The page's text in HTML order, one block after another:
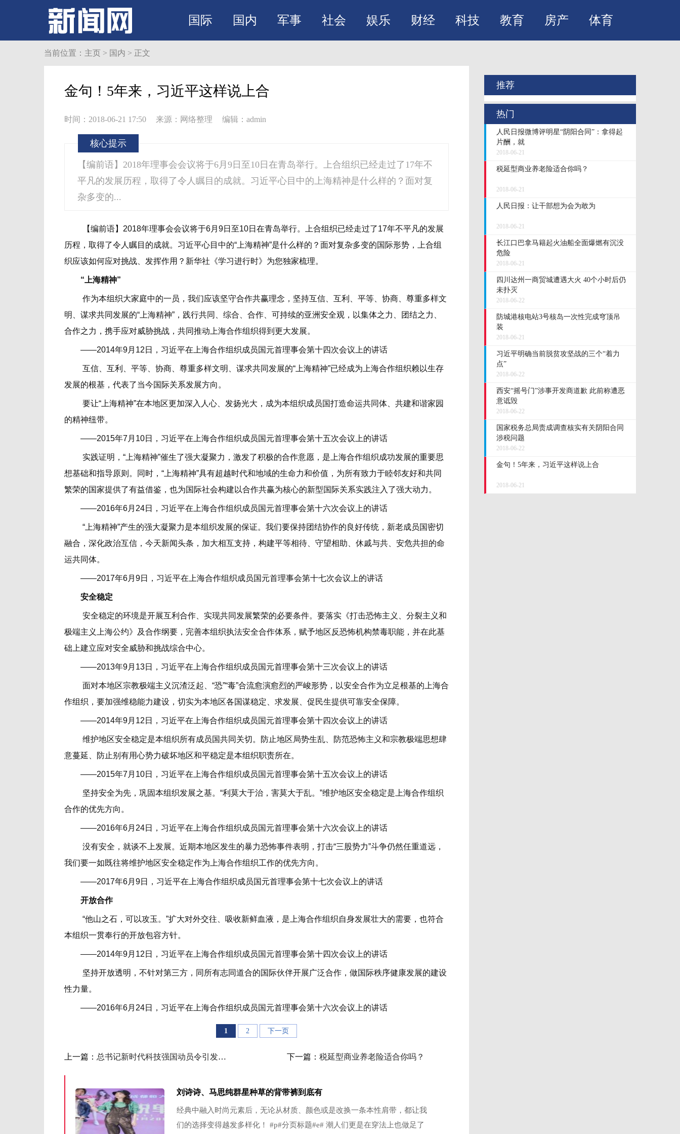
国际 国内 军事 社会 娱乐 财经 科技 教育 房产 体育
当前位置： 主页 > 国内 > 正文
金句！5年来，习近平这样说上合
时间：2018-06-21 17:50 来源：网络整理 编辑：admin
核心提示
【编前语】2018年理事会会议将于6月9日至10日在青岛举行。上合组织已经走过了17年不
平凡的发展历程，取得了令人瞩目的成就。习近平心目中的上海精神是什么样的？面对复
杂多变的...
【编前语】2018年理事会会议将于6月9日至10日在青岛举行。上合组织已经走过了17年不平凡的发展
历程，取得了令人瞩目的成就。习近平心目中的“上海精神”是什么样的？面对复杂多变的国际形势，上合组
织应该如何应对挑战、发挥作用？新华社《学习进行时》为您独家梳理。
“上海精神”
作为本组织大家庭中的一员，我们应该坚守合作共赢理念，坚持互信、互利、平等、协商、尊重多样文
明、谋求共同发展的“上海精神”，践行共同、综合、合作、可持续的亚洲安全观，以集体之力、团结之力、
合作之力，携手应对威胁挑战，共同推动上海合作组织得到更大发展。
——2014年9月12日，习近平在上海合作组织成员国元首理事会第十四次会议上的讲话
互信、互利、平等、协商、尊重多样文明、谋求共同发展的“上海精神”已经成为上海合作组织赖以生存
发展的根基，代表了当今国际关系发展方向。
要让“上海精神”在本地区更加深入人心、发扬光大，成为本组织成员国打造命运共同体、共建和谐家园
的精神纽带。
——2015年7月10日，习近平在上海合作组织成员国元首理事会第十五次会议上的讲话
实践证明，“上海精神”催生了强大凝聚力，激发了积极的合作意愿，是上海合作组织成功发展的重要思
想基础和指导原则。同时，“上海精神”具有超越时代和地域的生命力和价值，为所有致力于睦邻友好和共同
繁荣的国家提供了有益借鉴，也为国际社会构建以合作共赢为核心的新型国际关系实践注入了强大动力。
——2016年6月24日，习近平在上海合作组织成员国元首理事会第十六次会议上的讲话
“上海精神”产生的强大凝聚力是本组织发展的保证。我们要保持团结协作的良好传统，新老成员国密切
融合，深化政治互信，今天新闻头条，加大相互支持，构建平等相待、守望相助、休戚与共、安危共担的命
运共同体。
——2017年6月9日，习近平在上海合作组织成员国元首理事会第十七次会议上的讲话
安全稳定
安全稳定的环境是开展互利合作、实现共同发展繁荣的必要条件。要落实《打击恐怖主义、分裂主义和
极端主义上海公约》及合作纲要，完善本组织执法安全合作体系，赋予地区反恐怖机构禁毒职能，并在此基
础上建立应对安全威胁和挑战综合中心。
——2013年9月13日，习近平在上海合作组织成员国元首理事会第十三次会议上的讲话
面对本地区宗教极端主义沉渣泛起、“恐”“毒”合流愈演愈烈的严峻形势，以安全合作为立足根基的上海合
作组织，要加强维稳能力建设，切实为本地区各国谋稳定、求发展、促民生提供可靠安全保障。
——2014年9月12日，习近平在上海合作组织成员国元首理事会第十四次会议上的讲话
维护地区安全稳定是本组织所有成员国共同关切。防止地区局势生乱、防范恐怖主义和宗教极端思想肆
意蔓延、防止别有用心势力破坏地区和平稳定是本组织职责所在。
——2015年7月10日，习近平在上海合作组织成员国元首理事会第十五次会议上的讲话
坚持安全为先，巩固本组织发展之基。“利莫大于治，害莫大于乱。”维护地区安全稳定是上海合作组织
合作的优先方向。
——2016年6月24日，习近平在上海合作组织成员国元首理事会第十六次会议上的讲话
没有安全，就谈不上发展。近期本地区发生的暴力恐怖事件表明，打击“三股势力”斗争仍然任重道远，
我们要一如既往将维护地区安全稳定作为上海合作组织工作的优先方向。
——2017年6月9日，习近平在上海合作组织成员国元首理事会第十七次会议上的讲话
开放合作
“他山之石，可以攻玉。”扩大对外交往、吸收新鲜血液，是上海合作组织自身发展壮大的需要，也符合
本组织一贯奉行的开放包容方针。
——2014年9月12日，习近平在上海合作组织成员国元首理事会第十四次会议上的讲话
坚持开放透明，不针对第三方，同所有志同道合的国际伙伴开展广泛合作，做国际秩序健康发展的建设
性力量。
——2016年6月24日，习近平在上海合作组织成员国元首理事会第十六次会议上的讲话
1 2 下一页
上一篇： 总书记新时代科技强国动员令引发热烈反响 下一篇： 税延型商业养老险适合你吗？
刘诗诗、马思纯群星种草的背带裤到底有
经典中融入时尚元素后，无论从材质、颜色或是改换一条本性肩带，都让我
们的选择变得越发多样化！ #p#分页标题#e# 潮人们更是在穿法上也做足了
推荐
热门
人民日报微博评明星“阴阳合同”：拿得起
片酬，就
2018-06-21
税延型商业养老险适合你吗？
2018-06-21
人民日报：让干部想为会为敢为
2018-06-21
长江口巴拿马籍起火油船全面爆燃有沉没
危险
2018-06-21
四川达州一商贸城遭遇大火 40个小时后仍
未扑灭
2018-06-22
防城港核电站3号核岛一次性完成穹顶吊
装
2018-06-21
习近平明确当前脱贫攻坚战的三个“着力
点”
2018-06-22
西安“摇号门”涉事开发商道歉 此前称遭恶
意诋毁
2018-06-22
国家税务总局责成调查核实有关阴阳合同
涉税问题
2018-06-22
金句！5年来，习近平这样说上合
2018-06-21